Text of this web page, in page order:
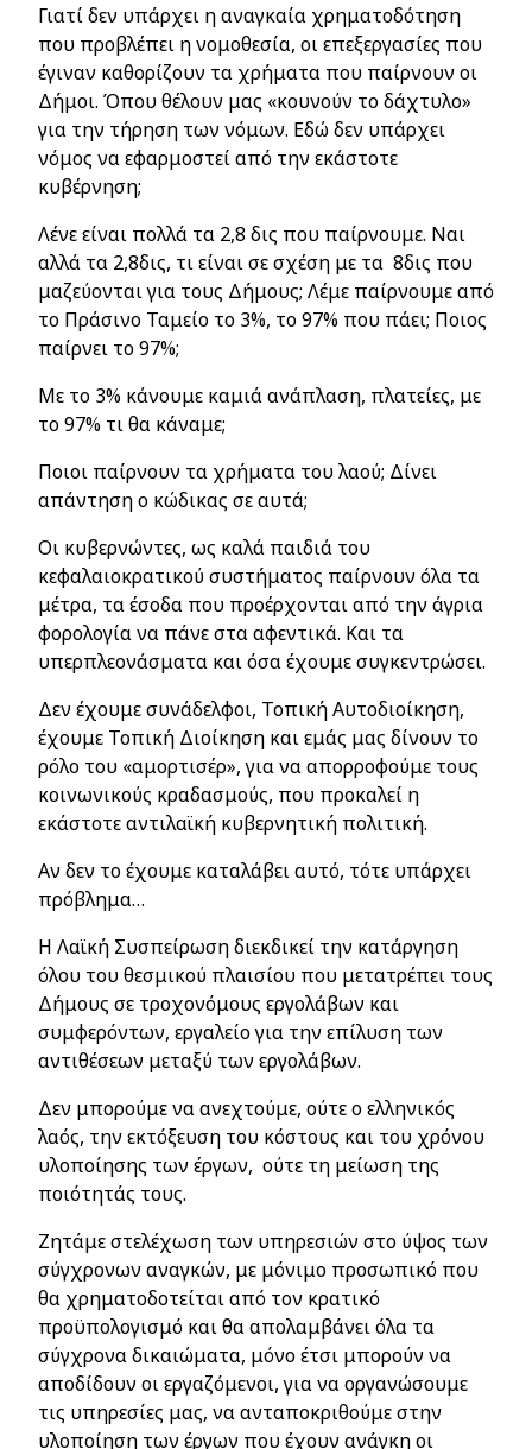
Γιατί δεν υπάρχει η αναγκαία χρηματοδότηση
που προβλέπει η νομοθεσία, οι επεξεργασίες που
έγιναν καθορίζουν τα χρήματα που παίρνουν οι
Δήμοι. Όπου θέλουν μας «κουνούν το δάχτυλο»
για την τήρηση των νόμων. Εδώ δεν υπάρχει
νόμος να εφαρμοστεί από την εκάστοτε
κυβέρνηση;
Λένε είναι πολλά τα 2,8 δις που παίρνουμε. Ναι
αλλά τα 2,8δις, τι είναι σε σχέση με τα 8δις που
μαζεύονται για τους Δήμους; Λέμε παίρνουμε από
το Πράσινο Ταμείο το 3%, το 97% που πάει; Ποιος
παίρνει το 97%;
Με το 3% κάνουμε καμιά ανάπλαση, πλατείες, με
το 97% τι θα κάναμε;
Ποιοι παίρνουν τα χρήματα του λαού; Δίνει
απάντηση ο κώδικας σε αυτά;
Οι κυβερνώντες, ως καλά παιδιά του
κεφαλαιοκρατικού συστήματος παίρνουν όλα τα
μέτρα, τα έσοδα που προέρχονται από την άγρια
φορολογία να πάνε στα αφεντικά. Και τα
υπερπλεονάσματα και όσα έχουμε συγκεντρώσει.
Δεν έχουμε συνάδελφοι, Τοπική Αυτοδιοίκηση,
έχουμε Τοπική Διοίκηση και εμάς μας δίνουν το
ρόλο του «αμορτισέρ», για να απορροφούμε τους
κοινωνικούς κραδασμούς, που προκαλεί η
εκάστοτε αντιλαϊκή κυβερνητική πολιτική.
Αν δεν το έχουμε καταλάβει αυτό, τότε υπάρχει
πρόβλημα…
Η Λαϊκή Συσπείρωση διεκδικεί την κατάργηση
όλου του θεσμικού πλαισίου που μετατρέπει τους
Δήμους σε τροχονόμους εργολάβων και
συμφερόντων, εργαλείο για την επίλυση των
αντιθέσεων μεταξύ των εργολάβων.
Δεν μπορούμε να ανεχτούμε, ούτε ο ελληνικός
λαός, την εκτόξευση του κόστους και του χρόνου
υλοποίησης των έργων, ούτε τη μείωση της
ποιότητάς τους.
Ζητάμε στελέχωση των υπηρεσιών στο ύψος των
σύγχρονων αναγκών, με μόνιμο προσωπικό που
θα χρηματοδοτείται από τον κρατικό
προϋπολογισμό και θα απολαμβάνει όλα τα
σύγχρονα δικαιώματα, μόνο έτσι μπορούν να
αποδίδουν οι εργαζόμενοι, για να οργανώσουμε
τις υπηρεσίες μας, να ανταποκριθούμε στην
υλοποίηση των έργων που έχουν ανάγκη οι